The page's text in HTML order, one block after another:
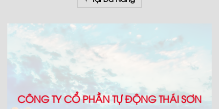
CÔNG TY CỔ PHẦN TỰ ĐỘNG THÁI SƠN